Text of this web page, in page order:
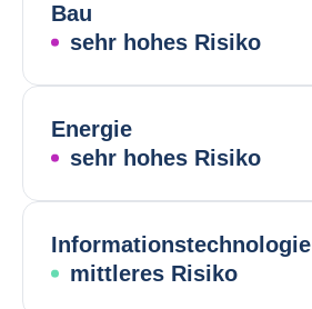
Bau
sehr hohes Risiko
Energie
sehr hohes Risiko
Informationstechnologie
mittleres Risiko